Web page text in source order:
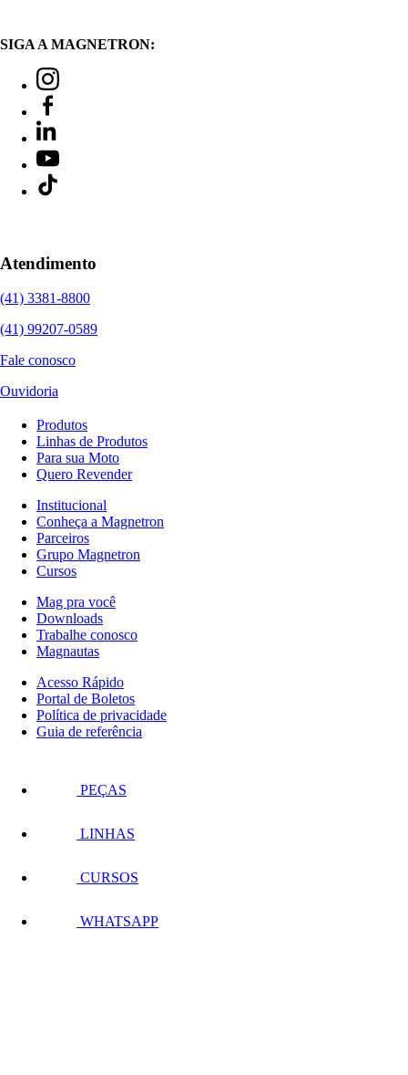
SIGA A MAGNETRON:
Atendimento
(41) 3381-8800
(41) 99207-0589
Fale conosco
Ouvidoria
Produtos
Linhas de Produtos
Para sua Moto
Quero Revender
Institucional
Conheça a Magnetron
Parceiros
Grupo Magnetron
Cursos
Mag pra você
Downloads
Trabalhe conosco
Magnautas
Acesso Rápido
Portal de Boletos
Política de privacidade
Guia de referência
PEÇAS
LINHAS
CURSOS
WHATSAPP